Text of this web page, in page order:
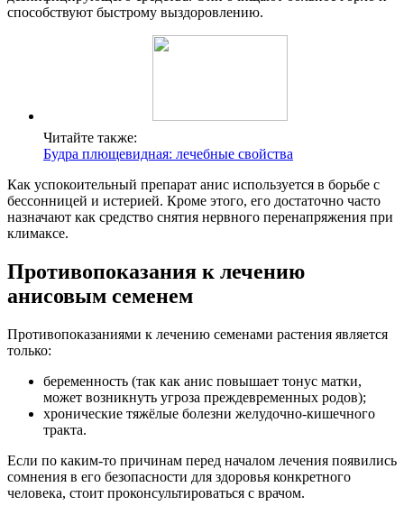
способствуют быстрому выздоровлению.
Читайте также:
Будра плющевидная: лечебные свойства
Как успокоительный препарат анис используется в борьбе с
бессонницей и истерией. Кроме этого, его достаточно часто
назначают как средство снятия нервного перенапряжения при
климаксе.
Противопоказания к лечению
анисовым семенем
Противопоказаниями к лечению семенами растения является
только:
беременность (так как анис повышает тонус матки,
может возникнуть угроза преждевременных родов);
хронические тяжёлые болезни желудочно-кишечного
тракта.
Если по каким-то причинам перед началом лечения появились
сомнения в его безопасности для здоровья конкретного
человека, стоит проконсультироваться с врачом.